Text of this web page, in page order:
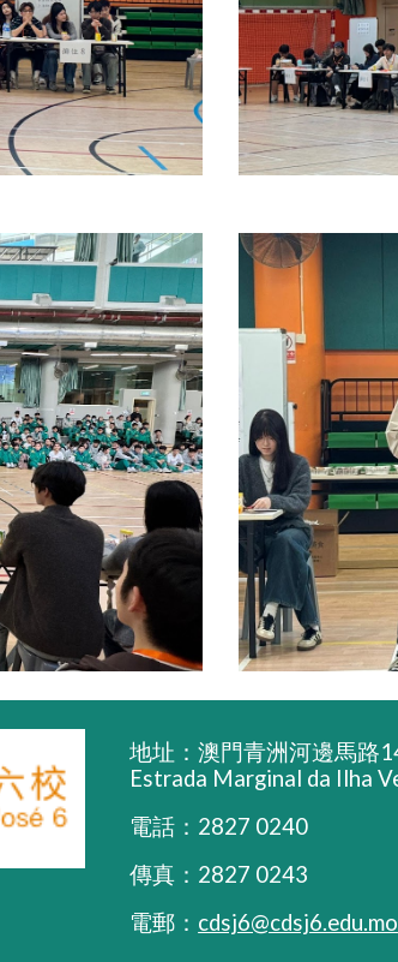
地址：澳門青洲河邊馬路
Estrada Marginal da Ilha
電話：2827 0240
傳真：2827 0243
電郵： cdsj6@cdsj6.edu.mo